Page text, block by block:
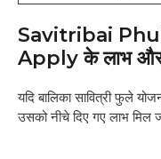
Savitribai
Apply के लाभ और
यदि बालिका सावित्री फुले
उसको नीचे दिए गए लाभ मिल